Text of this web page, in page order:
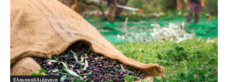
Ελαιοκαλλιέργεια